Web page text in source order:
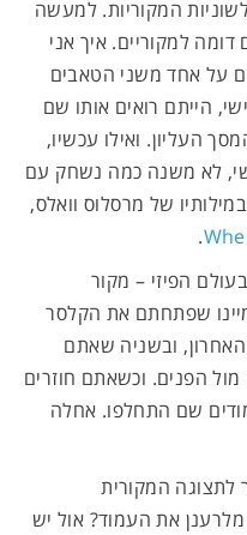
המקוריות. למעשה
למקוריים. איך אני
על אחד משני הטאבים
הייתם רואים אותו שם
העליון. ואילו עכשיו,
לא משנה כמה נשחק עם
של מרסלוס וואלס,
.
הפיזי – מקור
שפתחתם את הקלסר
ובשניה שאתם
הפנים. וכשאתם חוזרים
שם התחלפו. אחלה
לתצוגה המקורית
את העמוד? אול יש